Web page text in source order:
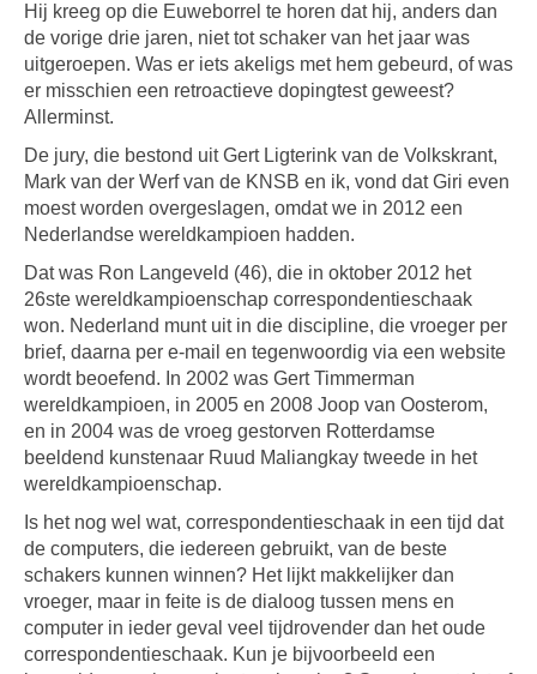
Hij kreeg op die Euweborrel te horen dat hij, anders dan
de vorige drie jaren, niet tot schaker van het jaar was
uitgeroepen. Was er iets akeligs met hem gebeurd, of was
er misschien een retroactieve dopingtest geweest?
Allerminst.
De jury, die bestond uit Gert Ligterink van de Volkskrant,
Mark van der Werf van de KNSB en ik, vond dat Giri even
moest worden overgeslagen, omdat we in 2012 een
Nederlandse wereldkampioen hadden.
Dat was Ron Langeveld (46), die in oktober 2012 het
26ste wereldkampioenschap correspondentieschaak
won. Nederland munt uit in die discipline, die vroeger per
brief, daarna per e-mail en tegenwoordig via een website
wordt beoefend. In 2002 was Gert Timmerman
wereldkampioen, in 2005 en 2008 Joop van Oosterom,
en in 2004 was de vroeg gestorven Rotterdamse
beeldend kunstenaar Ruud Maliangkay tweede in het
wereldkampioenschap.
Is het nog wel wat, correspondentieschaak in een tijd dat
de computers, die iedereen gebruikt, van de beste
schakers kunnen winnen? Het lijkt makkelijker dan
vroeger, maar in feite is de dialoog tussen mens en
computer in ieder geval veel tijdrovender dan het oude
correspondentieschaak. Kun je bijvoorbeeld een